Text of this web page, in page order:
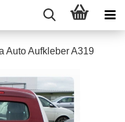
Auto Aufkleber A319